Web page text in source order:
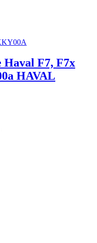
Haval F7, F7x
HAVAL